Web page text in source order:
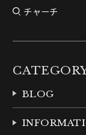
チャーチ
BLOG